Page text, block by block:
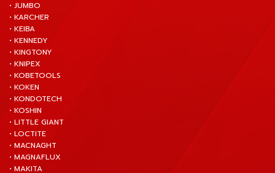
• JUMBO
• KARCHER
• KEIBA
• KENNEDY
• KINGTONY
• KNIPEX
• KOBETOOLS
• KOKEN
• KONDOTECH
• KOSHIN
• LITTLE GIANT
• LOCTITE
• MACNAGHT
• MAGNAFLUX
• MAKITA